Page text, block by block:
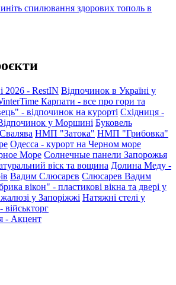
спилювання здорових тополь в
2026 - RestIN Відпочинок в Україні у
Карпати - все про гори та
- відпочинок на курорті Східниця -
у Моршині Буковель
Свалява НМП "Затока" НМП "Грибовка"
Одесса - курорт на Черном море
Море Солнечные панели Запорожья
віск та вощина Долина Меду -
Вадим Слюсарєв Слюсарев Вадим
вікон" - пластикові вікна та двері у
у Запоріжжі Натяжні стелі у
військторг